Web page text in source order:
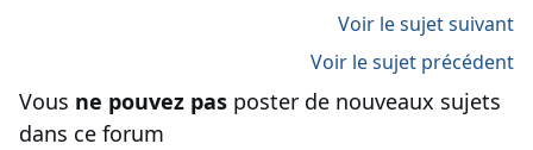
Voir le sujet suivant
Voir le sujet précédent
Vous ne pouvez pas poster de nouveaux sujets
dans ce forum